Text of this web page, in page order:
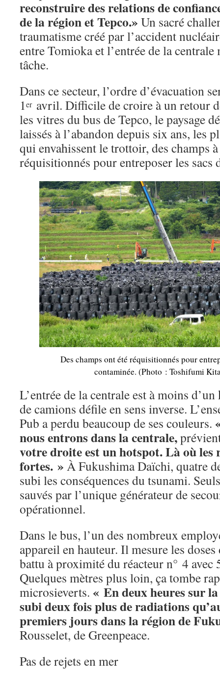
reconstruire des relations de
de la région et Tepco.» Un sacré
traumatisme créé par l’accident
entre Tomioka et l’entrée de la
tâche.
Dans ce secteur, l’ordre d’évacuation
1 eravril. Difficile de croire à un retour
les vitres du bus de Tepco, le paysage
laissés à l’abandon depuis six ans, les
qui envahissent le trottoir, des champs
réquisitionnés pour entreposer les sacs
Des champs ont été réquisitionnés pour
contaminée. (Photo : Toshifumi
L’entrée de la centrale est à moins
de camions défile en sens inverse.
Pub a perdu beaucoup de ses couleurs.
nous entrons dans la centrale,
votre droite est un hotspot. Là où
fortes. » À Fukushima Daïchi, quatre
subi les conséquences du tsunami.
sauvés par l’unique générateur de
opérationnel.
Dans le bus, l’un des nombreux
appareil en hauteur. Il mesure les
battu à proximité du réacteur n° 4 avec
Quelques mètres plus loin, ça tombe
microsieverts. « En deux heures sur
subi deux fois plus de radiations
premiers jours dans la région de
Rousselet, de Greenpeace.
Pas de rejets en mer